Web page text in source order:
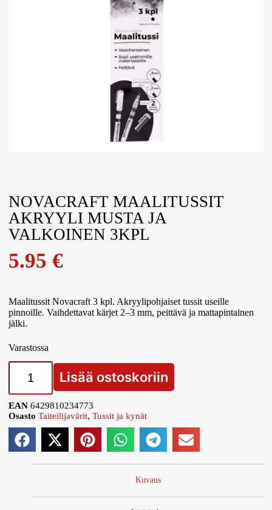
NOVACRAFT MAALITUSSIT
AKRYYLI MUSTA JA
VALKOINEN 3KPL
5.95€
Maalitussit Novacraft 3 kpl. Akryylipohjaiset tussit useille
pinnoille. Vaihdettavat kärjet 2–3 mm, peittävä ja mattapintainen
jälki.
Varastossa
Lisää ostoskoriin
EAN6429810234773
Osasto Taiteilijavärit,Tussit ja kynät
Kuvaus